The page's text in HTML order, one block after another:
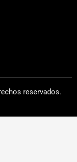
reservados.